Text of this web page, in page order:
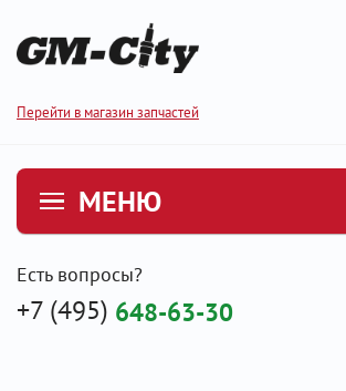
Перейти в магазин запчастей
МЕНЮ
Есть вопросы?
+7 (495) 648-63-30